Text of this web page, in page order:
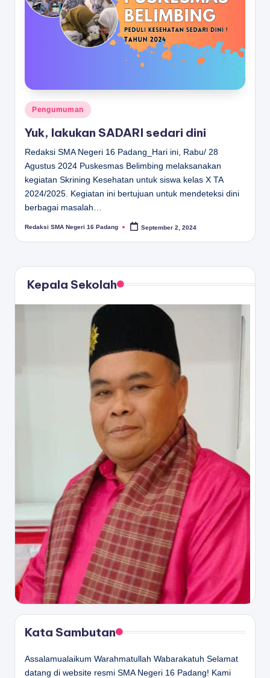
D
Posted
in
Pengumuman
Yuk, lakukan SADARI sedari dini
Redaksi SMA Negeri 16 Padang_Hari ini, Rabu/ 28
Agustus 2024 Puskesmas Belimbing melaksanakan
kegiatan Skrining Kesehatan untuk siswa kelas X TA
2024/2025. Kegiatan ini bertujuan untuk mendeteksi dini
berbagai masalah…
Posted
Redaksi SMA Negeri 16 Padang September 2, 2024
Kepala Sekolah
Kata Sambutan
Assalamualaikum Warahmatullah Wabarakatuh Selamat
datang di website resmi SMA Negeri 16 Padang! Kami